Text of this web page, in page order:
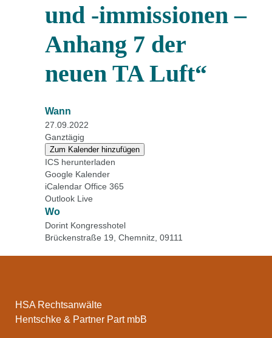
und -immissionen –
Anhang 7 der
neuen TA Luft“
Wann
27.09.2022
Ganztägig
Zum Kalender hinzufügen
ICS herunterladen
Google Kalender
iCalendar Office 365
Outlook Live
Wo
Dorint Kongresshotel
Brückenstraße 19, Chemnitz, 09111
HSA Rechtsanwälte
Hentschke & Partner Part mbB